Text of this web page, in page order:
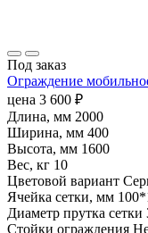
Под заказ
Ограждение
цена 3 600 ₽
Длина, мм 2000
Ширина, мм 400
Высота, мм 1600
Вес, кг 10
Цветовой вариант
Ячейка сетки, мм
Диаметр прутка сетки
Стойки ограждения